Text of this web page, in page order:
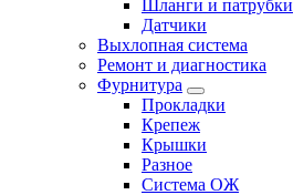
Шланги и патрубки
Датчики
Выхлопная система
Ремонт и диагностика
Фурнитура
Прокладки
Крепеж
Крышки
Разное
Система ОЖ